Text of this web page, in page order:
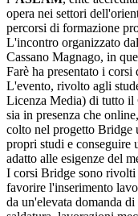
opera nei settori
percorsi di formazione
L'incontro organizzato
Cassano Magnago, in
Farè ha presentato i corsi
L'evento, rivolto agli
Licenza Media) di tutto il
sia in presenza che
colto nel progetto Bridge
propri studi e conseguire
adatto alle esigenze del
I corsi Bridge sono
favorire l'inserimento
da un'elevata domanda